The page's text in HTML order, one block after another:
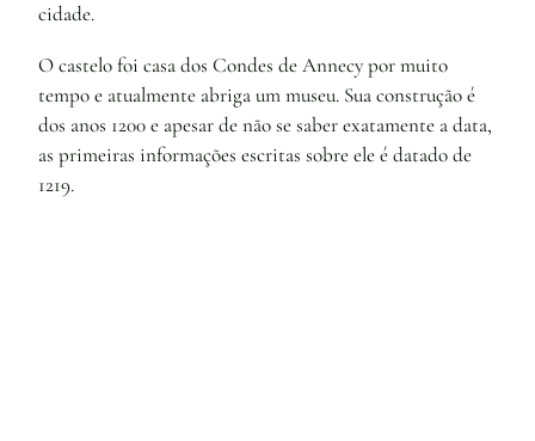
cidade.
O castelo foi casa dos Condes de Annecy por muito
tempo e atualmente abriga um museu. Sua construção é
dos anos 1200 e apesar de não se saber exatamente a data,
as primeiras informações escritas sobre ele é datado de
1219.